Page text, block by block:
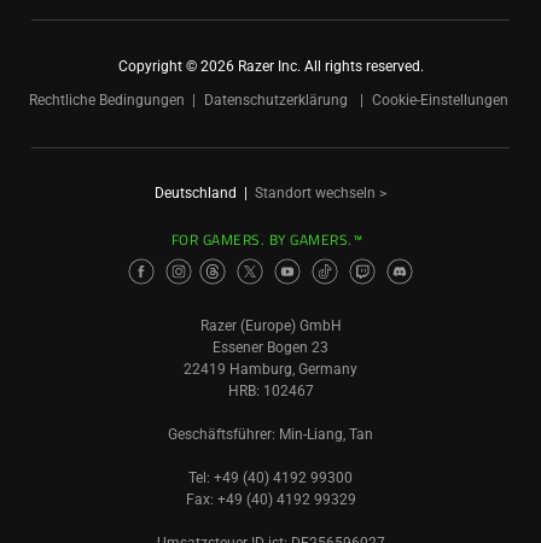
Copyright © 2026 Razer Inc. All rights reserved.
Rechtliche Bedingungen
Datenschutzerklärung Cookie-Einstellungen
Deutschland Standort wechseln >
FOR GAMERS. BY GAMERS.™
Razer (Europe) GmbH
Essener Bogen 23
22419 Hamburg, Germany
HRB: 102467
Geschäftsführer: Min-Liang, Tan
Tel: +49 (40) 4192 99300
Fax: +49 (40) 4192 99329